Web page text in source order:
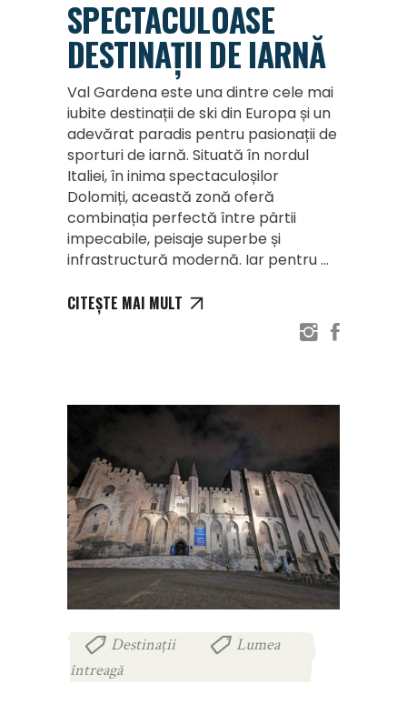
SPECTACULOASE
DESTINAȚII DE IARNĂ
Val Gardena este una dintre cele mai
iubite destinații de ski din Europa și un
adevărat paradis pentru pasionații de
sporturi de iarnă. Situată în nordul
Italiei, în inima spectaculoșilor
Dolomiți, această zonă oferă
combinația perfectă între pârtii
impecabile, peisaje superbe și
infrastructură modernă. Iar pentru
CITEȘTE MAI MULT
Destinații
Lumea
întreagă